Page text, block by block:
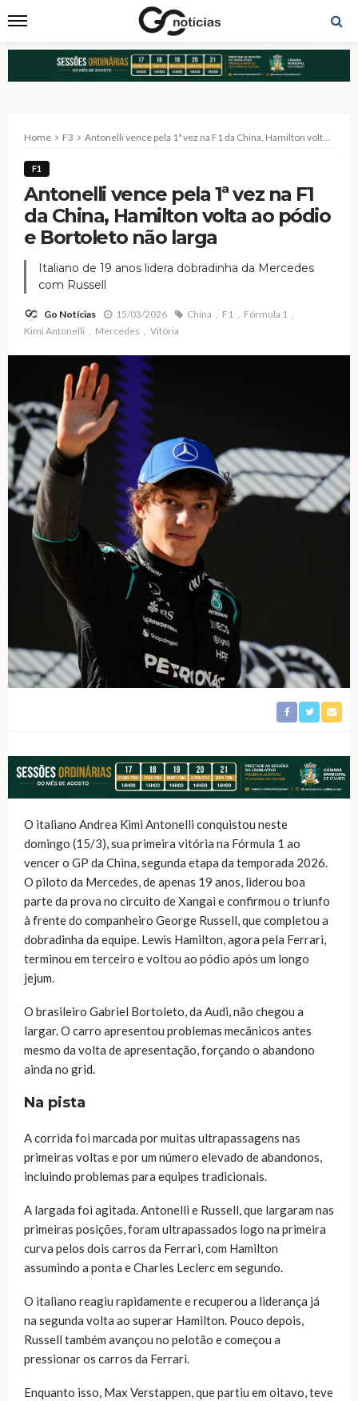
Home F3 Antonelli vence pela 1ª vez na F1 da China, Hamilton volta ao pódio e Bortoleto não larga
F1
Antonelli vence pela 1ª vez na F1
da China, Hamilton volta ao pódio
e Bortoleto não larga
Italiano de 19 anos lidera dobradinha da Mercedes
com Russell
Go Notícias 15/03/2026 China F1
Fórmula 1
Kimi Antonelli
Mercedes Vitória
O italiano Andrea Kimi Antonelli conquistou neste
domingo (15/3), sua primeira vitória na Fórmula 1 ao
vencer o GP da China, segunda etapa da temporada 2026.
O piloto da Mercedes, de apenas 19 anos, liderou boa
parte da prova no circuito de Xangai e confirmou o triunfo
à frente do companheiro George Russell, que completou a
dobradinha da equipe. Lewis Hamilton, agora pela Ferrari,
terminou em terceiro e voltou ao pódio após um longo
jejum.
O brasileiro Gabriel Bortoleto, da Audi, não chegou a
largar. O carro apresentou problemas mecânicos antes
mesmo da volta de apresentação, forçando o abandono
ainda no grid.
Na pista
A corrida foi marcada por muitas ultrapassagens nas
primeiras voltas e por um número elevado de abandonos,
incluindo problemas para equipes tradicionais.
A largada foi agitada. Antonelli e Russell, que largaram nas
primeiras posições, foram ultrapassados logo na primeira
curva pelos dois carros da Ferrari, com Hamilton
assumindo a ponta e Charles Leclerc em segundo.
O italiano reagiu rapidamente e recuperou a liderança já
na segunda volta ao superar Hamilton. Pouco depois,
Russell também avançou no pelotão e começou a
pressionar os carros da Ferrari.
Enquanto isso, Max Verstappen, que partiu em oitavo, teve